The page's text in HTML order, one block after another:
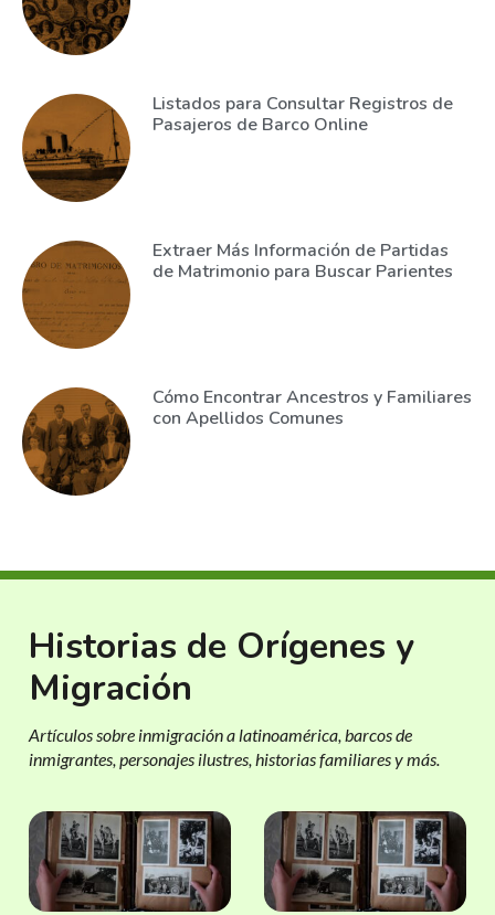
Listados para Consultar Registros de
Pasajeros de Barco Online
Extraer Más Información de Partidas
de Matrimonio para Buscar Parientes
Cómo Encontrar Ancestros y Familiares
con Apellidos Comunes
Historias de Orígenes y
Migración
Artículos sobre inmigración a latinoamérica, barcos de
inmigrantes, personajes ilustres, historias familiares y más.